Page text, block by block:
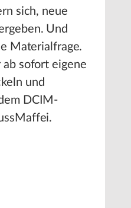
sich, neue
Und
Materialfrage.
ab sofort eigene
und
DCIM-